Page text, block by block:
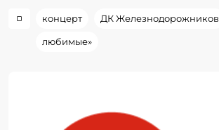
концерт ДК Железнодорожников
любимые»